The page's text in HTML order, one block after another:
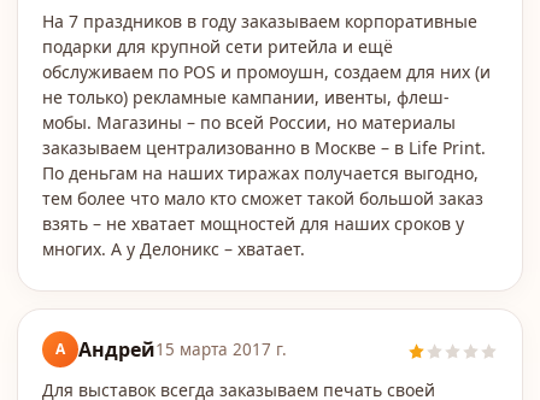
На 7 праздников в году заказываем корпоративные
подарки для крупной сети ритейла и ещё
обслуживаем по POS и промоушн, создаем для них (и
не только) рекламные кампании, ивенты, флеш-
мобы. Магазины – по всей России, но материалы
заказываем централизованно в Москве – в Life Print.
По деньгам на наших тиражах получается выгодно,
тем более что мало кто сможет такой большой заказ
взять – не хватает мощностей для наших сроков у
многих. А у Делоникс – хватает.
А Андрей15 марта 2017 г.
Для выставок всегда заказываем печать своей